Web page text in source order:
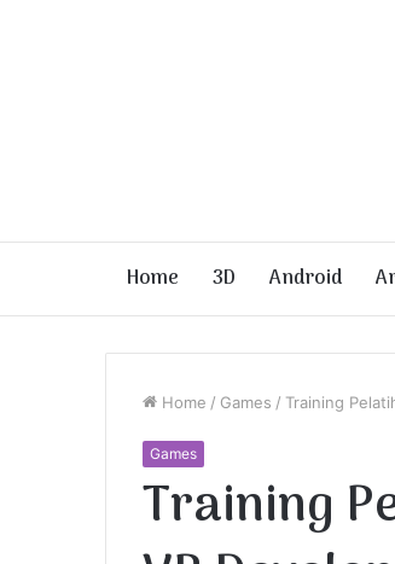
Home 3D Android
Home / Games / Training
Games
Training